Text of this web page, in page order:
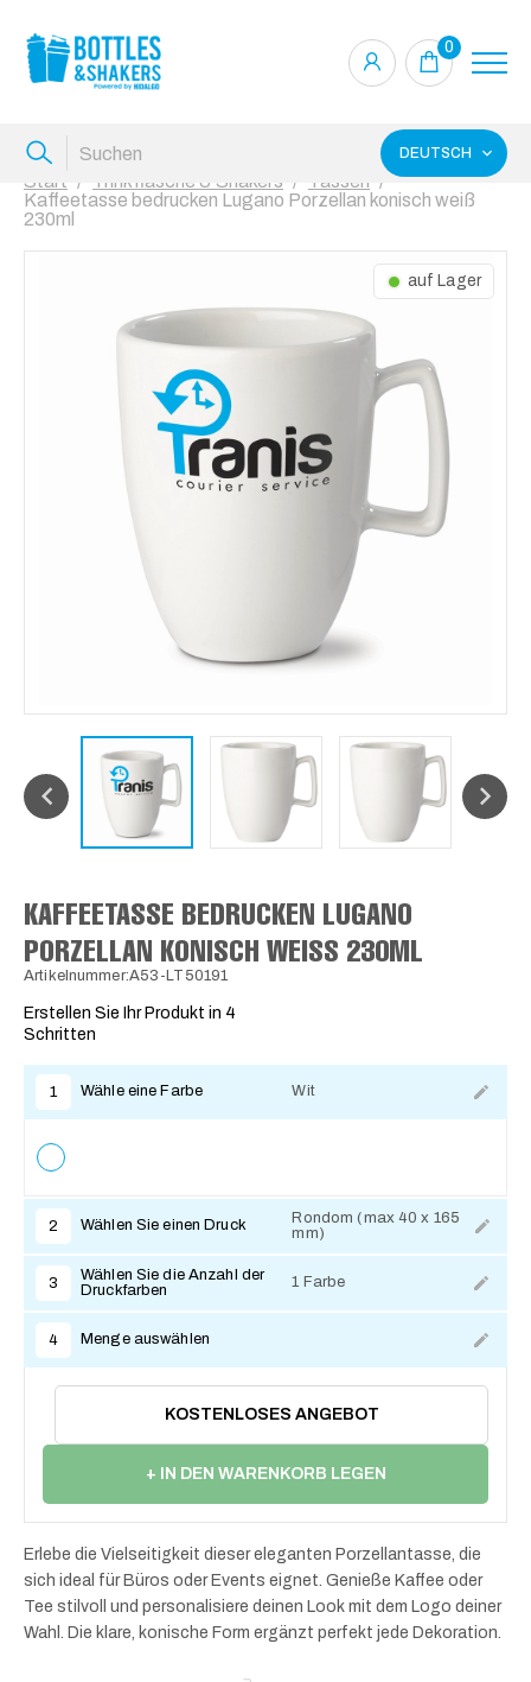
0
DEUTSCH
Start Trinkflasche & Shakers
Tassen
Kaffeetasse bedrucken Lugano Porzellan konisch weiß
230ml
auf Lager
KAFFEETASSE BEDRUCKEN LUGANO
PORZELLAN KONISCH WEISS 230ML
Artikelnummer:A53-LT50191
Erstellen Sie Ihr Produkt in 4
Schritten
1 Wähle eine Farbe Wit
2 Wählen Sie einen Druck
Rondom (max 40 x 165
mm)
3
Wählen Sie die Anzahl der
Druckfarben
1 Farbe
4 Menge auswählen
KOSTENLOSES ANGEBOT
+ IN DEN WARENKORB LEGEN
Erlebe die Vielseitigkeit dieser eleganten Porzellantasse, die
sich ideal für Büros oder Events eignet. Genieße Kaffee oder
Tee stilvoll und personalisiere deinen Look mit dem Logo deiner
Wahl. Die klare, konische Form ergänzt perfekt jede Dekoration.